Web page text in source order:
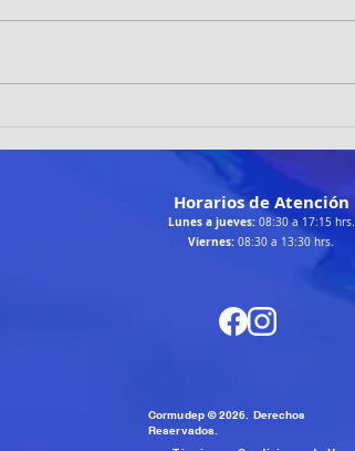
DESTACAN EN LA RUTA
CHANGA 2026 DE TALTAL
Horarios de Atención
Lunes a jueves: 08:30 a 17:15 hrs.
Viernes: 08:30 a 13:30 hrs.
Cormudep © 2026. Derechos
Reservados.